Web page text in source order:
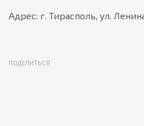
Адрес: г. Тирасполь, ул.
ПОДЕЛИТЬСЯ